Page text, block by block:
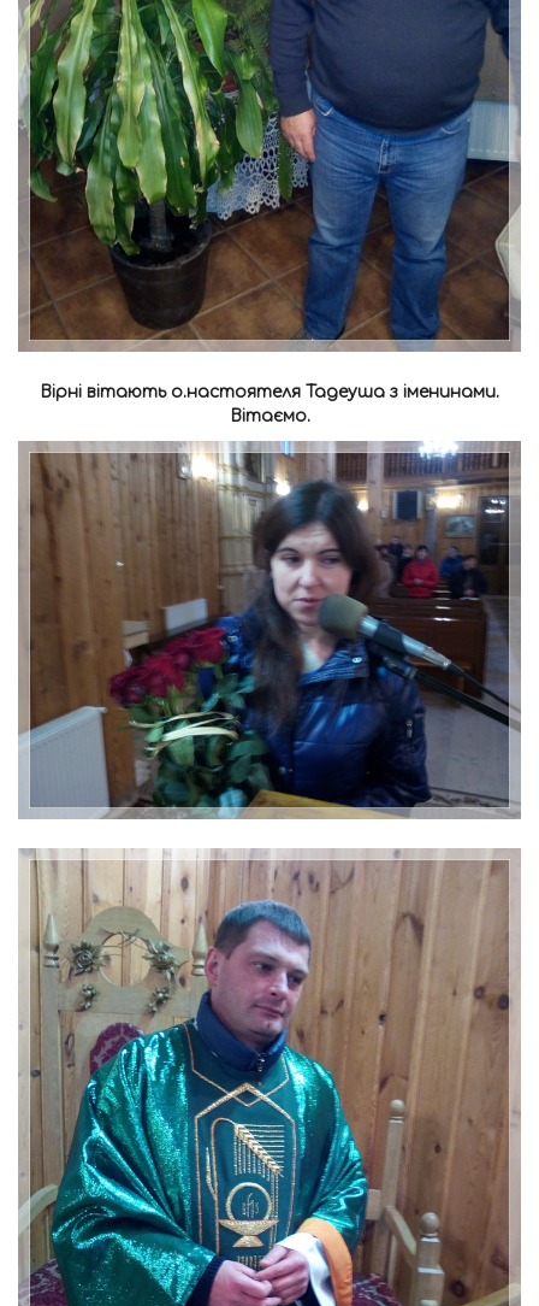
Вірні вітають о.настоятеля Тадеуша з іменинами.
Вітаємо.